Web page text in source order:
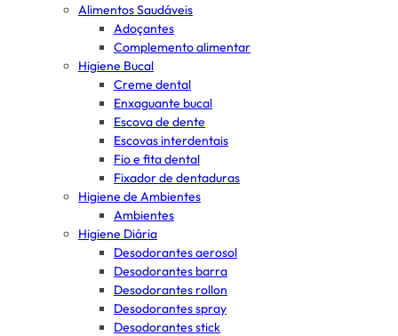
Alimentos Saudáveis
Adoçantes
Complemento alimentar
Higiene Bucal
Creme dental
Enxaguante bucal
Escova de dente
Escovas interdentais
Fio e fita dental
Fixador de dentaduras
Higiene de Ambientes
Ambientes
Higiene Diária
Desodorantes aerosol
Desodorantes barra
Desodorantes rollon
Desodorantes spray
Desodorantes stick